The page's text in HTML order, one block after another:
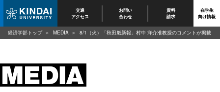
交通
アクセス
お問い
合わせ
資料
請求
在学生
向け情報
経済学部トップ MEDIA 8/1（火）「秋田魁新報」村中 洋介准教授のコメントが掲載